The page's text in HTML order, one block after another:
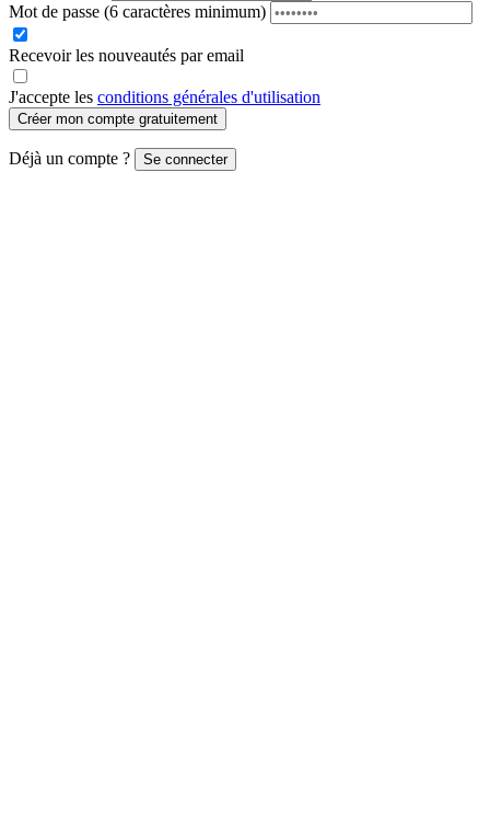
Mot de passe (6 caractères minimum)
Recevoir les nouveautés par email
J'accepte les conditions générales d'utilisation
Créer mon compte gratuitement
Déjà un compte ? Se connecter